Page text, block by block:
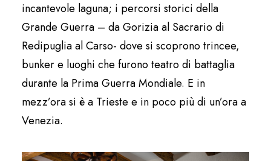
incantevole laguna; i percorsi storici della
Grande Guerra – da Gorizia al Sacrario di
Redipuglia al Carso- dove si scoprono trincee,
bunker e luoghi che furono teatro di battaglia
durante la Prima Guerra Mondiale. E in
mezz’ora si è a Trieste e in poco più di un’ora a
Venezia.